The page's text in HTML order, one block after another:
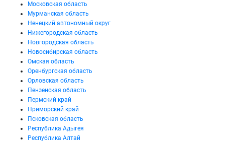
Московская область
Мурманская область
Ненецкий автономный округ
Нижегородская область
Новгородская область
Новосибирская область
Омская область
Оренбургская область
Орловская область
Пензенская область
Пермский край
Приморский край
Псковская область
Республика Адыгея
Республика Алтай